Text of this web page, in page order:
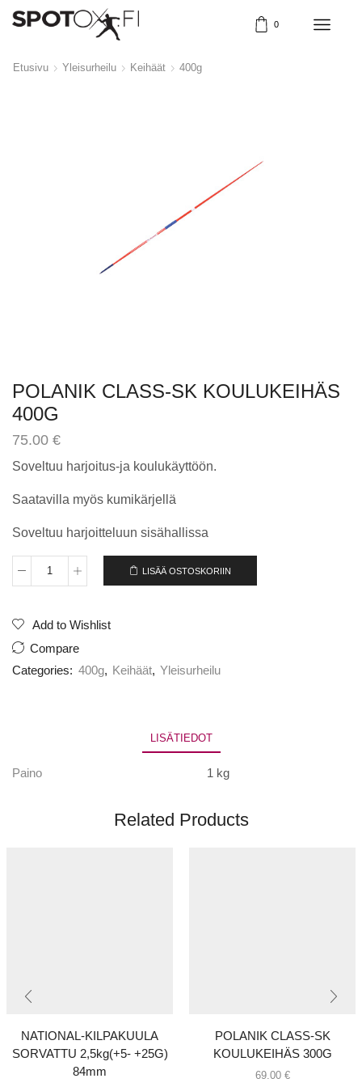
0
Etusivu Yleisurheilu Keihäät 400g
POLANIK CLASS-SK KOULUKEIHÄS
400G
75.00 €
Soveltuu harjoitus-ja koulukäyttöön.
Saatavilla myös kumikärjellä
Soveltuu harjoitteluun sisähallissa
POLANIK
KOULUKEIHÄS
määrä
LISÄÄ OSTOSKORIIN
Add to Wishlist
Compare
Categories: 400g, Keihäät, Yleisurheilu
LISÄTIEDOT
Paino 1 kg
Related Products
NATIONAL-KILPAKUULA
SORVATTU 2,5kg(+5- +25G)
84mm
POLANIK CLASS-SK
KOULUKEIHÄS 300G
69.00 €